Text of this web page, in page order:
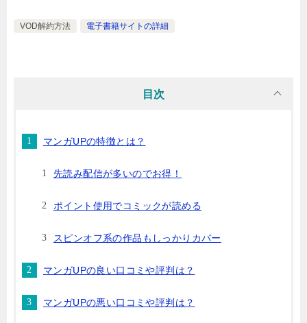
VOD解約方法 電子書籍サイトの詳細
目次
マンガUPの特徴とは？
先読み配信が多いのでお得！
ポイント使用でコミックが読める
スピンオフ系の作品もしっかりカバー
マンガUPの良い口コミや評判は？
マンガUPの悪い口コミや評判は？